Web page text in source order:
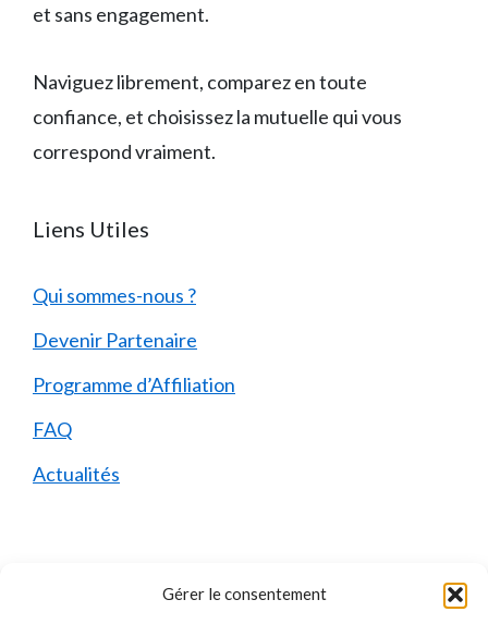
Gérer le consentement
et sans engagement.
Naviguez librement, comparez en toute
confiance, et choisissez la mutuelle qui vous
correspond vraiment.
Liens Utiles
Qui sommes-nous ?
Devenir Partenaire
Programme d’Affiliation
FAQ
Actualités
Mentions Légales